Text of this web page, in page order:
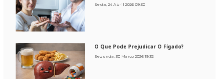
Sexta, 24 Abril 2026 09:30
O Que Pode Prejudicar O Fígado?
Segunda, 30 Março 2026 19:32